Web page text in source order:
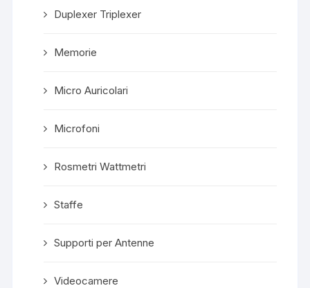
Duplexer Triplexer
Memorie
Micro Auricolari
Microfoni
Rosmetri Wattmetri
Staffe
Supporti per Antenne
Videocamere